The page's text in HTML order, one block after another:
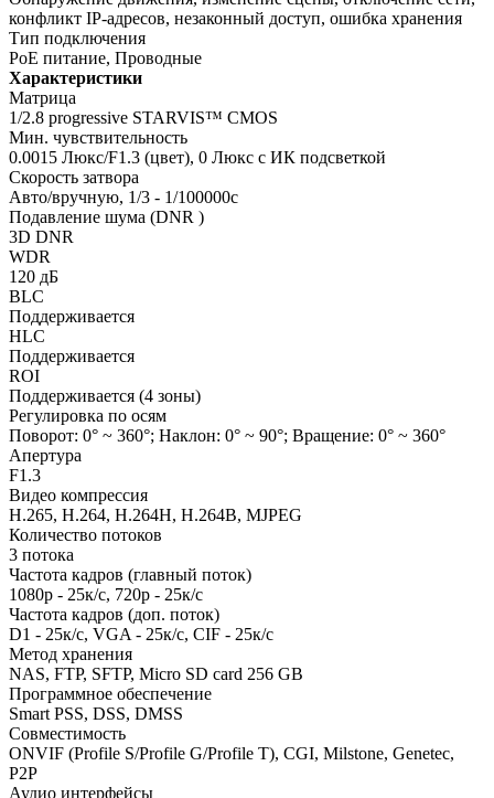
конфликт IP-адресов, незаконный доступ, ошибка хранения
Тип подключения
PoE питание, Проводные
Характеристики
Матрица
1/2.8 progressive STARVIS™ CMOS
Мин. чувствительность
0.0015 Люкс/F1.3 (цвет), 0 Люкс с ИК подсветкой
Скорость затвора
Авто/вручную, 1/3 - 1/100000с
Подавление шума (DNR )
3D DNR
WDR
120 дБ
BLC
Поддерживается
HLC
Поддерживается
ROI
Поддерживается (4 зоны)
Регулировка по осям
Поворот: 0° ~ 360°; Наклон: 0° ~ 90°; Вращение: 0° ~ 360°
Апертура
F1.3
Видео компрессия
H.265, H.264, H.264H, H.264B, MJPEG
Количество потоков
3 потока
Частота кадров (главный поток)
1080р - 25к/с, 720р - 25к/с
Частота кадров (доп. поток)
D1 - 25к/c, VGA - 25к/с, CIF - 25к/с
Метод хранения
NAS, FTP, SFTP, Micro SD card 256 GB
Программное обеспечение
Smart PSS, DSS, DMSS
Совместимость
ONVIF (Profile S/Profile G/Profile T), CGI, Milstone, Genetec,
P2P
Аудио интерфейсы